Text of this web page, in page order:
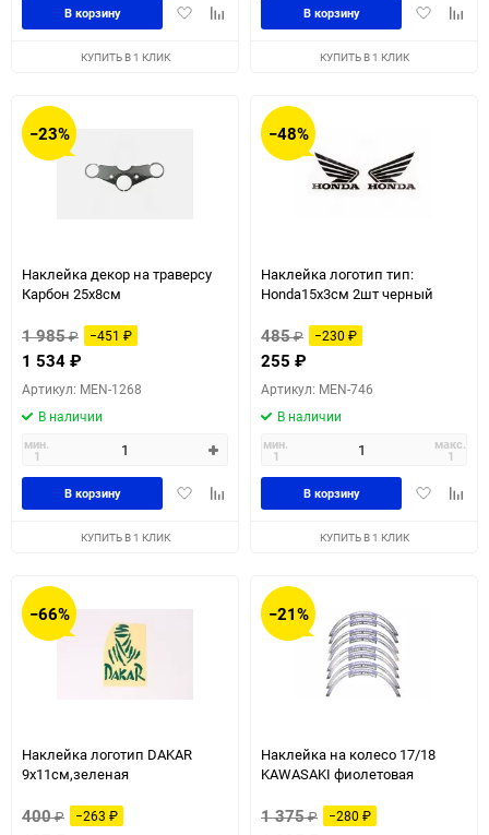
ДобавитьДобавить
В корзину
КУПИТЬ В 1 КЛИК
Добавить
В корзину
КУПИТЬ В 1 КЛИК
−23%
Наклейка декор на траверсу
Карбон 25х8см
1 985₽ −451 ₽
1 534 ₽
Артикул: MEN-1268
В наличии
мин.
1
ДобавитьДобавить
В корзину
КУПИТЬ В 1 КЛИК
−48%
Наклейка логотип тип:
Honda15x3см 2шт черный
485₽ −230 ₽
255 ₽
Артикул: MEN-746
В наличии
мин.
1
макс.
1
Добавить
В корзину
КУПИТЬ В 1 КЛИК
−66%
Наклейка логотип DAKAR
9x11см,зеленая
400₽ −263 ₽
−21%
Наклейка на колесо 17/18
KAWASAKI фиолетовая
1 375₽ −280 ₽